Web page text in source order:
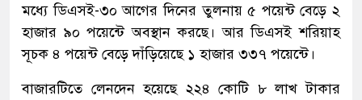
মধ্যে ডিএসই-৩০ আগের দিনের তুলনায় ৫ পয়েন্ট বেড়ে ২
হাজার ৯০ পয়েন্টে অবস্থান করছে। আর ডিএসই শরিয়াহ
সূচক ৪ পয়েন্ট বেড়ে দাঁড়িয়েছে ১ হাজার ৩৩৭ পয়েন্টে।
বাজারটিতে লেনদেন হয়েছে ২২৪ কোটি ৮ লাখ টাকার